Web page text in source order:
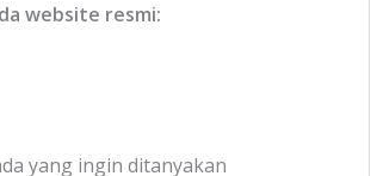
website resmi:
yang ingin ditanyakan